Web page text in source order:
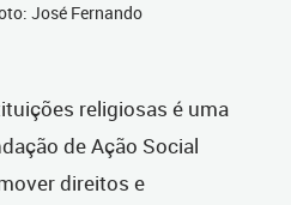
José Fernando
religiosas é uma
de Ação Social
direitos e